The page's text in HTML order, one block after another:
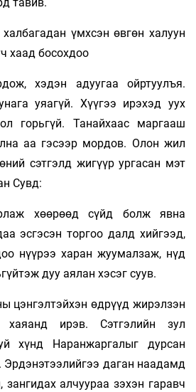
үмхсэн өвгөн халуун
хаад босохдоо
хэдэн адуугаа ойртуулъя.
уяагүй. Хүүгээ ирэхэд уух
горьгүй. Танайхаас маргааш
аа гэсээр мордов. Олон жил
сэтгэлд жигүүр ургасан мэт
Сувд:
хөөрөөд сүйд болж явна
эсгэсэн торгоо далд хийгээд,
нүүрээ харан жуумалзаж, нүд
дуу аялан хэсэг суув.
цэнгэлтэйхэн өдрүүд жирэлзэн
хаяанд ирэв. Сэтгэлийн зул
хүнд Наранжаргалыг дурсан
Эрдэнэтээлийгээ даган наадамд
алчуураа зэхэн гаравч